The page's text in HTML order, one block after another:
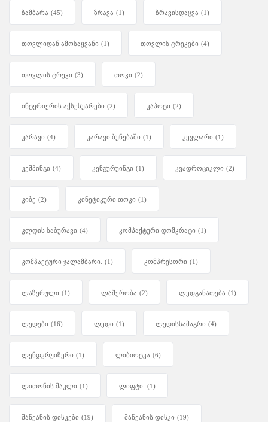
ზამბარა (45) ზრავა (1) ზრავისდაცვა (1)
თოვლიდან ამოსაყვანი (1) თოვლის ტრეკები (4)
თოვლის ტრეკი (3) თოკი (2)
ინტერიერის აქსესუარები (2) კაპოტი (2)
კარავი (4) კარავი ბუნებაში (1) კევლარი (1)
კემპინგი (4) კენგურუინგი (1) კვადროციკლი (2)
კიბე (2) კინეტიკური თოკი (1)
კლდის საბურავი (4) კომპაქტური დომკრატი (1)
კომპაქტური ჯალამბარი. (1) კომპრესორი (1)
ლაზერული (1) ლაშქრობა (2) ლედგანათება (1)
ლედები (16) ლედი (1) ლედისსამაგრი (4)
ლენდკრუიზერი (1) ლიბიოტკა (6)
ლითონის შაკლი (1) ლიფტი. (1)
მანქანის დისკები (19) მანქანის დისკი (19)